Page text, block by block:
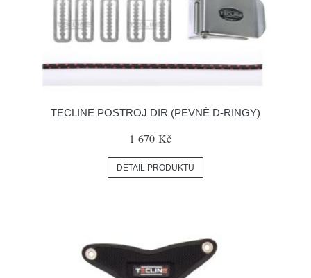
TECLINE POSTROJ DIR (PEVNÉ D-RINGY)
1 670 Kč
DETAIL PRODUKTU